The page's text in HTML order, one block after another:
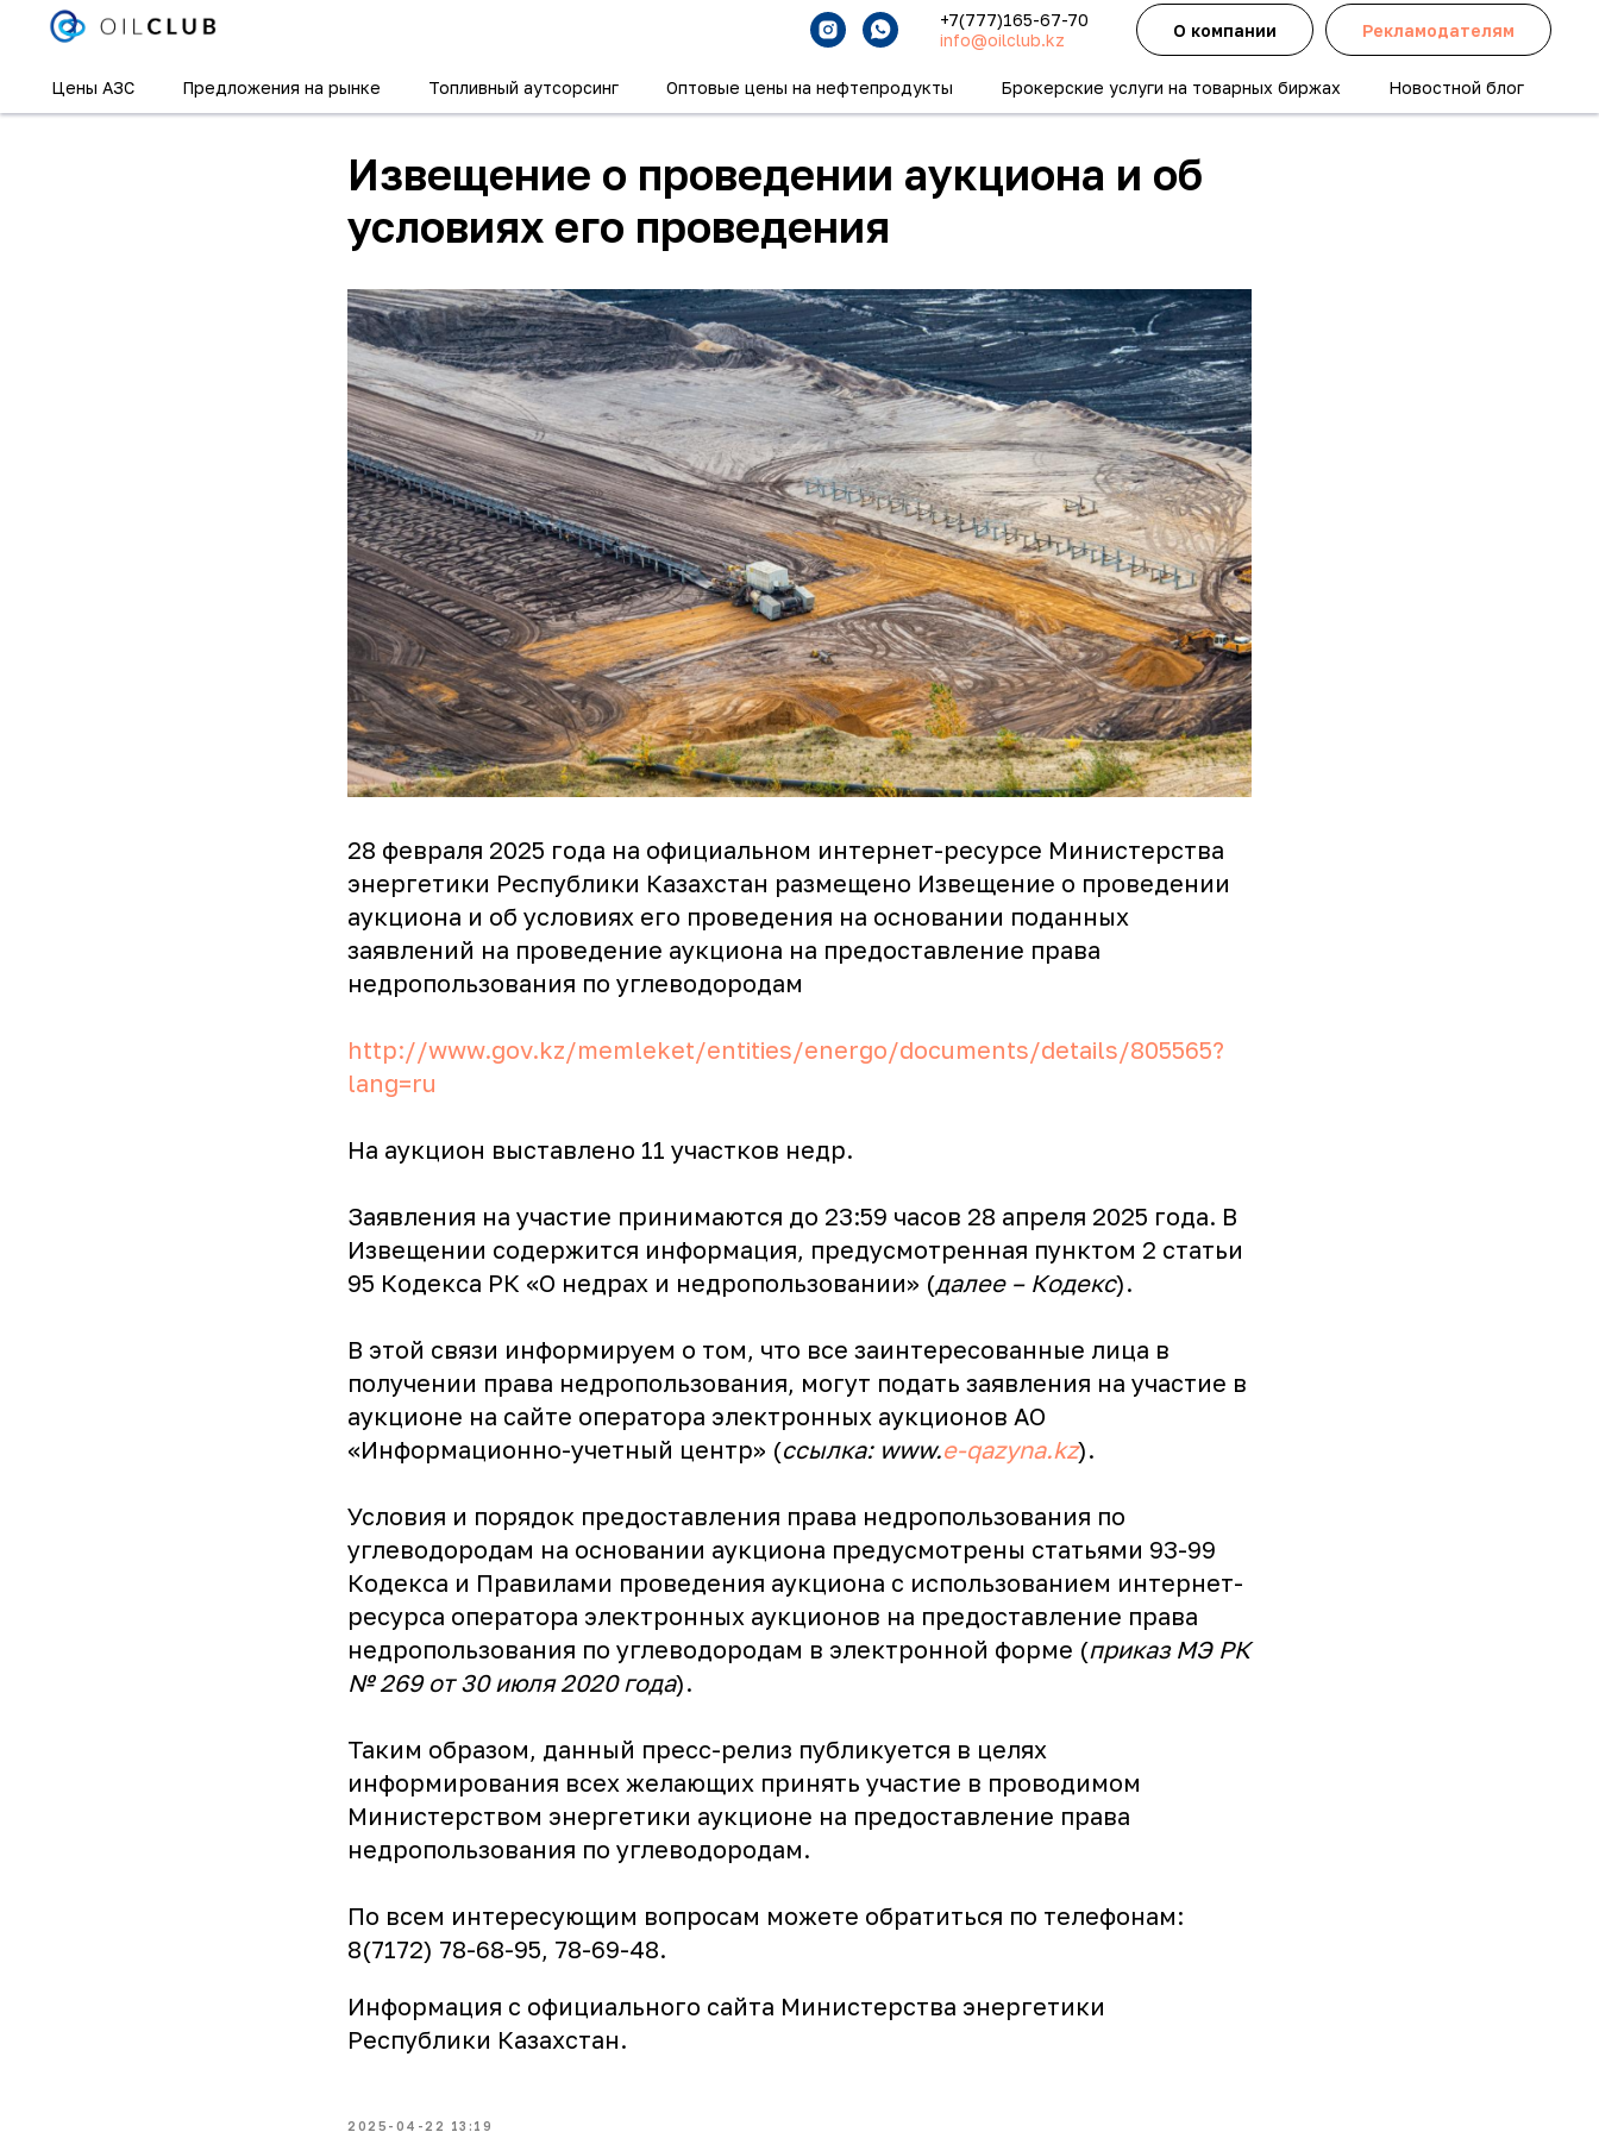
+7(777)165-67-70
info@oilclub.kz
О компании Рекламодателям
Цены АЗС Предложения на рынке Топливный аутсорсинг Оптовые цены на нефтепродукты Брокерские услуги на товарных биржах Новостной блог
Извещение о проведении аукциона и об
условиях его проведения
28 февраля 2025 года на официальном интернет-ресурсе Министерства
энергетики Республики Казахстан размещено Извещение о проведении
аукциона и об условиях его проведения на основании поданных
заявлений на проведение аукциона на предоставление права
недропользования по углеводородам
http://www.gov.kz/memleket/entities/energo/documents/details/805565?
lang=ru
На аукцион выставлено 11 участков недр.
Заявления на участие принимаются до 23:59 часов 28 апреля 2025 года. В
Извещении содержится информация, предусмотренная пунктом 2 статьи
95 Кодекса РК «О недрах и недропользовании» (далее – Кодекс).
В этой связи информируем о том, что все заинтересованные лица в
получении права недропользования, могут подать заявления на участие в
аукционе на сайте оператора электронных аукционов АО
«Информационно-учетный центр» (ссылка: www.e-qazyna.kz).
Условия и порядок предоставления права недропользования по
углеводородам на основании аукциона предусмотрены статьями 93-99
Кодекса и Правилами проведения аукциона с использованием интернет-
ресурса оператора электронных аукционов на предоставление права
недропользования по углеводородам в электронной форме (приказ МЭ РК
№ 269 от 30 июля 2020 года).
Таким образом, данный пресс-релиз публикуется в целях
информирования всех желающих принять участие в проводимом
Министерством энергетики аукционе на предоставление права
недропользования по углеводородам.
По всем интересующим вопросам можете обратиться по телефонам:
8(7172) 78-68-95, 78-69-48.
Информация с официального сайта Министерства энергетики
Республики Казахстан.
2025-04-22 13:19